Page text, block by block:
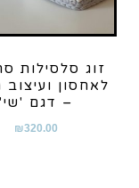
זוג סלסילות
לאחסון
– דגם 'שי'
₪320.00